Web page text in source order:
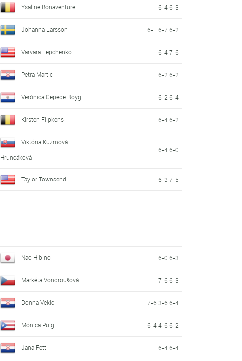
Ysaline Bonaventure 6-4 6-3
Johanna Larsson 6-1 6-7 6-2
Varvara Lepchenko 6-4 7-6
Petra Martic 6-2 6-2
Verónica Cepede Royg 6-2 6-4
Kirsten Flipkens 6-4 6-2
Viktória Kuzmová
Hruncáková
6-4 6-0
Taylor Townsend 6-3 7-5
Nao Hibino 6-0 6-3
Markéta Vondroušová 7-6 6-3
Donna Vekic 7-6 3-6 6-4
Mónica Puig 6-4 4-6 6-2
Jana Fett 6-4 6-4